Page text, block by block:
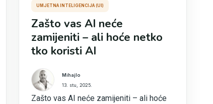
UMJETNA INTELIGENCIJA (UI)
Zašto vas AI neće
zamijeniti – ali hoće netko
tko koristi AI
Mihajlo
13. stu, 2025.
Zašto vas AI neće zamijeniti – ali hoće